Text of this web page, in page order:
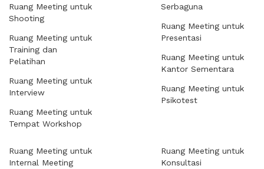
Ruang Meeting untuk
Shooting
Ruang Meeting untuk
Training dan
Pelatihan
Ruang Meeting untuk
Interview
Ruang Meeting untuk
Tempat Workshop
Serbaguna
Ruang Meeting untuk
Presentasi
Ruang Meeting untuk
Kantor Sementara
Ruang Meeting untuk
Psikotest
Ruang Meeting untuk
Internal Meeting
Ruang Meeting untuk
Konsultasi